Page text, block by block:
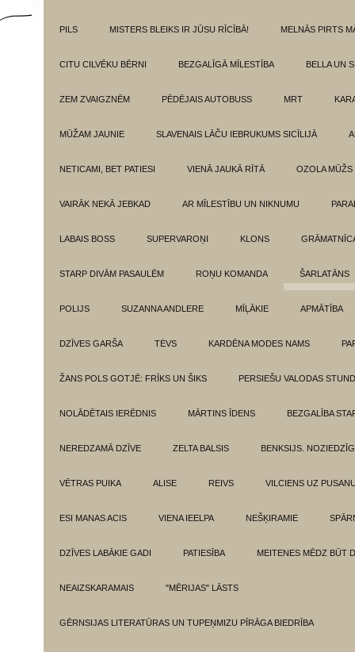
PILS MISTERS BLEIKS IR JŪSU RĪCĪBĀ! MELNĀS PIRTS
CITU CILVĒKU BĒRNI BEZGALĪGĀ MĪLESTĪBA BELLA UN
ZEM ZVAIGZNĒM PĒDĒJAIS AUTOBUSS MRT
MŪŽAM JAUNIE SLAVENAIS LĀČU IEBRUKUMS SICĪLIJĀ
NETICAMI, BET PATIESI VIENĀ JAUKĀ RĪTĀ OZOLA MŪŽS
VAIRĀK NEKĀ JEBKAD AR MĪLESTĪBU UN NIKNUMU
LABAIS BOSS SUPERVAROŅI KLONS
STARP DIVĀM PASAULĒM ROŅU KOMANDA ŠARLATĀNS
POLIJS SUZANNA ANDLERE MĪĻĀKIE APMĀTĪBA
DZĪVES GARŠA TĖVS KARDĒNA MODES NAMS
ŽANS POLS GOTJĒ: FRĪKS UN ŠIKS PERSIEŠU VALODAS
NOLĀDĒTAIS IERĒDNIS MĀRTINS ĪDENS BEZGALĪBA
NEREDZAMĀ DZĪVE ZELTA BALSIS BENKSIJS.
VĒTRAS PUIKA ALISE REIVS VILCIENS UZ
ESI MANAS ACIS VIENA IEELPA NEŠĶIRAMIE
DZĪVES LABĀKIE GADI PATIESĪBA MEITENES MĒDZ BŪT
NEAIZSKARAMAIS "MĒRIJAS" LĀSTS
GĒRNSIJAS LITERATŪRAS UN TUPEŅMIZU PĪRĀGA BIEDRĪBA